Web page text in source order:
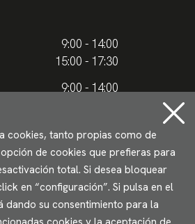
9:00 - 14:00
15:00 - 17:30
9:00 - 14:00
9.00 - 15.00
9:00 - 14:00
cookies, tanto propias como de
de cookies que prefieras para
total. Si desea bloquear
en “configuración”. Si pulsa en el
dando su consentimiento para la